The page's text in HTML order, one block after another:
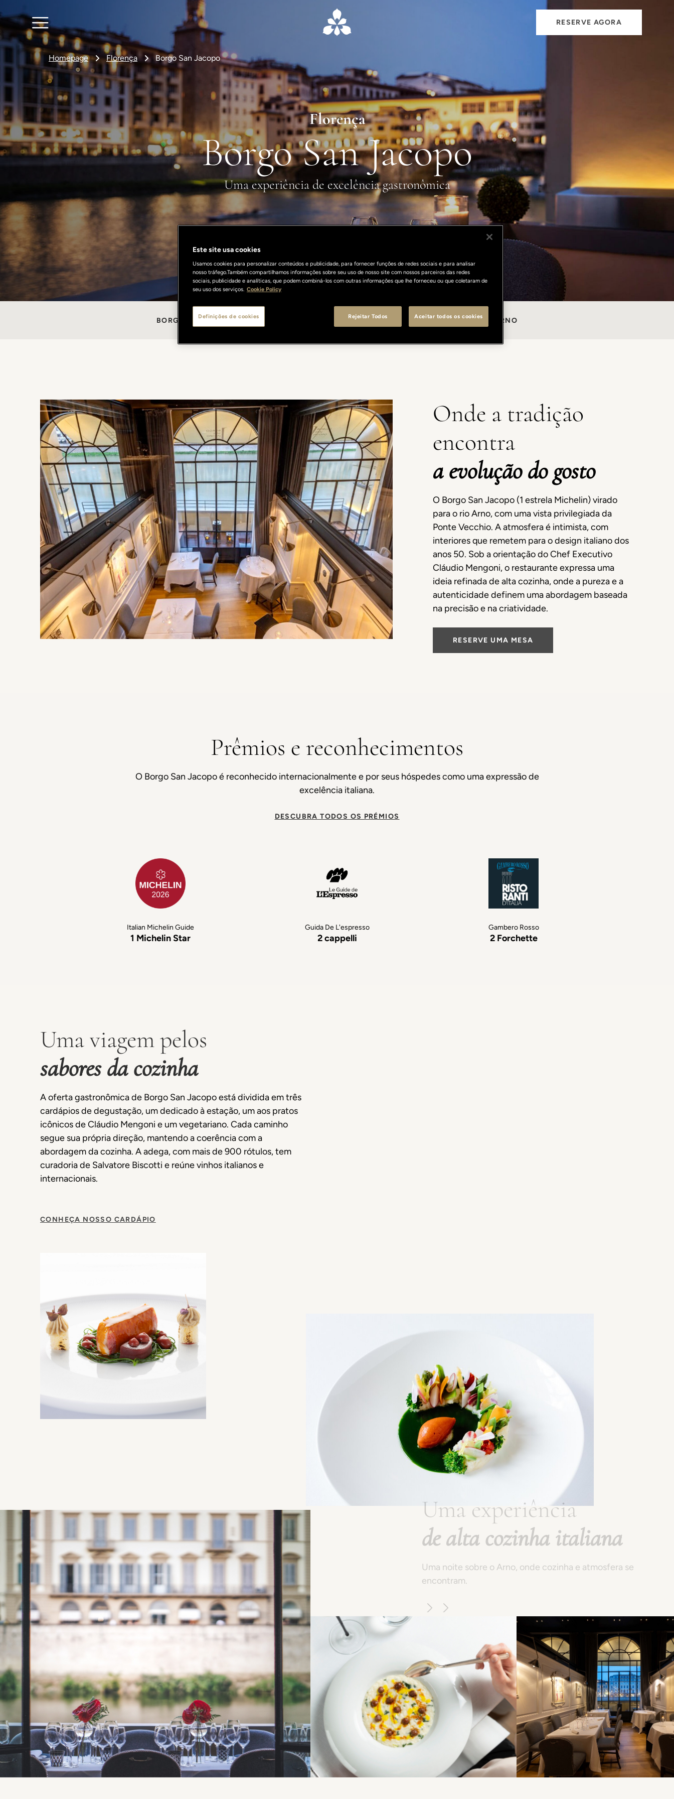
RESERVE AGORA
Homepage Florença Borgo San Jacopo
Florença
Borgo San Jacopo
Uma experiência de excelência gastronômica
BORGO SAN JACOPO CARDÁPIO & VINHOS CHEF & EQUIPE CONTATOS HOTEL LUNGARNO
Onde a tradição
encontra
a evolução do gosto
O Borgo San Jacopo (1 estrela Michelin) virado
para o rio Arno, com uma vista privilegiada da
Ponte Vecchio. A atmosfera é intimista, com
interiores que remetem para o design italiano dos
anos 50. Sob a orientação do Chef Executivo
Cláudio Mengoni, o restaurante expressa uma
ideia refinada de alta cozinha, onde a pureza e a
autenticidade definem uma abordagem baseada
na precisão e na criatividade.
RESERVE UMA MESA
Prêmios e reconhecimentos
O Borgo San Jacopo é reconhecido internacionalmente e por seus hóspedes como uma expressão de
excelência italiana.
DESCUBRA TODOS OS PRÉMIOS
Italian Michelin Guide
1 Michelin Star
Guida De L'espresso
2 cappelli
Gambero Rosso
2 Forchette
Uma viagem pelos
sabores da cozinha
A oferta gastronômica de Borgo San Jacopo está dividida em três
cardápios de degustação, um dedicado à estação, um aos pratos
icônicos de Cláudio Mengoni e um vegetariano. Cada caminho
segue sua própria direção, mantendo a coerência com a
abordagem da cozinha. A adega, com mais de 900 rótulos, tem
curadoria de Salvatore Biscotti e reúne vinhos italianos e
internacionais.
CONHEÇA NOSSO CARDÁPIO
Uma experiência
de alta cozinha
italiana
atmosfera se encontram.
Este site usa cookies
Usamos cookies para personalizar conteúdos e publicidade, para fornecer funções de redes sociais e para analisar
nosso tráfego.Também compartilhamos informações sobre seu uso de nosso site com nossos parceiros das redes
sociais, publicidade e analíticas, que podem combiná-los com outras informações que lhe forneceu ou que coletaram de
seu uso dos serviços. Cookie Policy
Rejeitar Todos Aceitar todos os cookies
Definições de cookies